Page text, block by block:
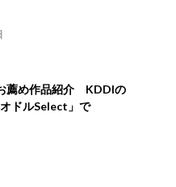
薦め作品紹介 KDDIの
オドルSelect」で